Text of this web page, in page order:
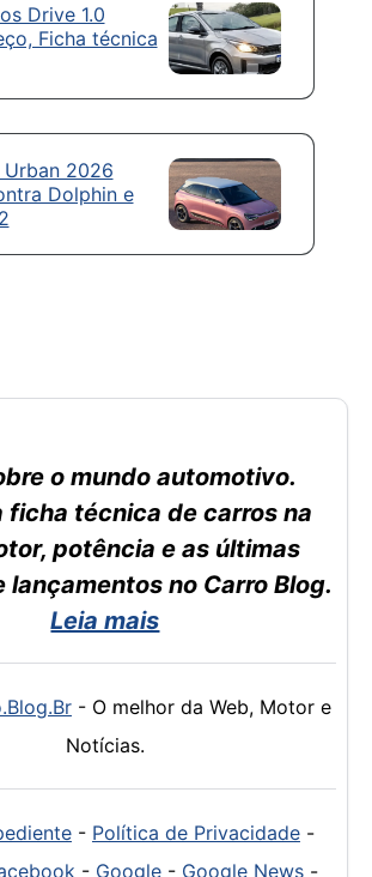
Drive 1.0
Ficha técnica
Urban 2026
Dolphin e
o mundo automotivo.
ficha técnica de carros na
potência e as últimas
lançamentos no Carro Blog.
Leia mais
- O melhor da Web, Motor e
Notícias.
- Política de Privacidade-
- Google - Google News -